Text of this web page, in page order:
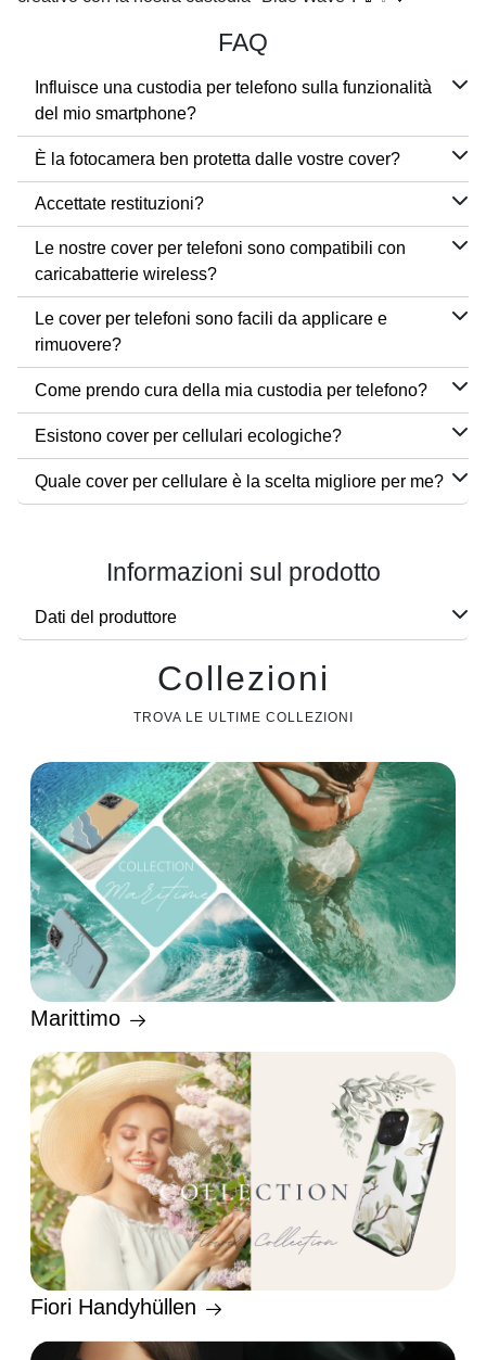
FAQ
Influisce una custodia per telefono sulla funzionalità
del mio smartphone?
È la fotocamera ben protetta dalle vostre cover?
Accettate restituzioni?
Le nostre cover per telefoni sono compatibili con
caricabatterie wireless?
Le cover per telefoni sono facili da applicare e
rimuovere?
Come prendo cura della mia custodia per telefono?
Esistono cover per cellulari ecologiche?
Quale cover per cellulare è la scelta migliore per me?
Informazioni sul prodotto
Dati del produttore
Collezioni
TROVA LE ULTIME COLLEZIONI
Marittimo
Fiori Handyhüllen